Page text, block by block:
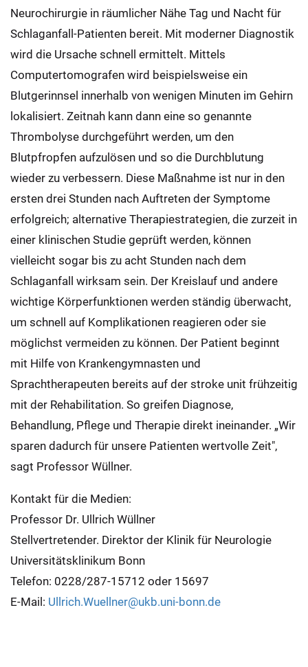
Neurochirurgie in räumlicher Nähe Tag und Nacht für
Schlaganfall-Patienten bereit. Mit moderner Diagnostik
wird die Ursache schnell ermittelt. Mittels
Computertomografen wird beispielsweise ein
Blutgerinnsel innerhalb von wenigen Minuten im Gehirn
lokalisiert. Zeitnah kann dann eine so genannte
Thrombolyse durchgeführt werden, um den
Blutpfropfen aufzulösen und so die Durchblutung
wieder zu verbessern. Diese Maßnahme ist nur in den
ersten drei Stunden nach Auftreten der Symptome
erfolgreich; alternative Therapiestrategien, die zurzeit in
einer klinischen Studie geprüft werden, können
vielleicht sogar bis zu acht Stunden nach dem
Schlaganfall wirksam sein. Der Kreislauf und andere
wichtige Körperfunktionen werden ständig überwacht,
um schnell auf Komplikationen reagieren oder sie
möglichst vermeiden zu können. Der Patient beginnt
mit Hilfe von Krankengymnasten und
Sprachtherapeuten bereits auf der stroke unit frühzeitig
mit der Rehabilitation. So greifen Diagnose,
Behandlung, Pflege und Therapie direkt ineinander. „Wir
sparen dadurch für unsere Patienten wertvolle Zeit",
sagt Professor Wüllner.
Kontakt für die Medien:
Professor Dr. Ullrich Wüllner
Stellvertretender. Direktor der Klinik für Neurologie
Universitätsklinikum Bonn
Telefon: 0228/287-15712 oder 15697
E-Mail: Ullrich.Wuellner@ukb.uni-bonn.de